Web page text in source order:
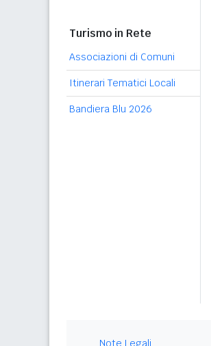
Turismo in Rete
Associazioni di Comuni
Itinerari Tematici Locali
Bandiera Blu 2026
Note Legali